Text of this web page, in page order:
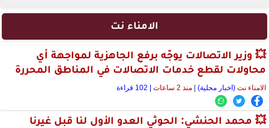
الامناء نت
💥 وزير الاتصالات يوجّه برفع الجاهزية لمواجهة أي
محاولات لقطع خدمات الاتصالات في المناطق المحررة
الامناء نت (اخبار محلية) منذ 2 ساعات
💥 محمد الحنشي: الحوثي العدو الأول لنا قبل غيرنا